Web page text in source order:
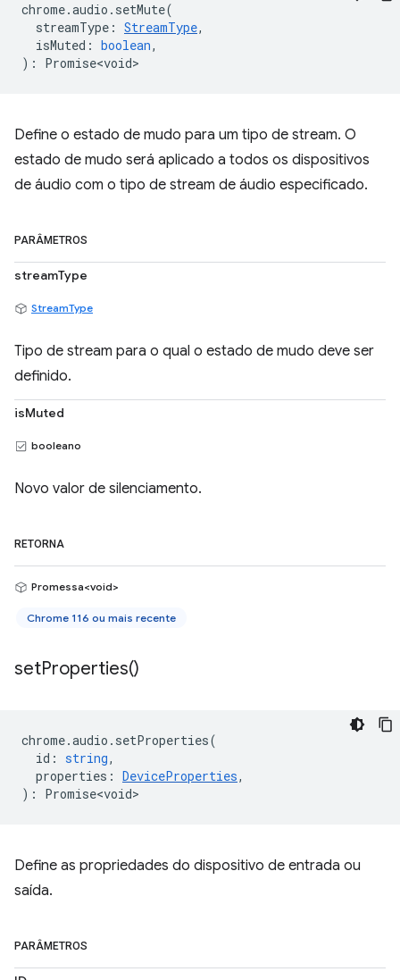
chrome.audio . setMute(
streamType : StreamType,
isMuted : boolean,
) : Promise<void>
Define o estado de mudo para um tipo de stream. O
estado de mudo será aplicado a todos os dispositivos
de áudio com o tipo de stream de áudio especificado.
PARÂMETROS
streamType
StreamType
Tipo de stream para o qual o estado de mudo deve ser
definido.
isMuted
booleano
Novo valor de silenciamento.
RETORNA
Promessa<void>
Chrome 116 ou mais recente
setProperties()
chrome.audio . setProperties(
id : string,
properties : DeviceProperties,
) : Promise<void>
Define as propriedades do dispositivo de entrada ou
saída.
PARÂMETROS